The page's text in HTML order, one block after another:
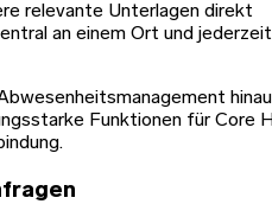
relevante Unterlagen direkt
an einem Ort und jederzeit
Funktionen für Core